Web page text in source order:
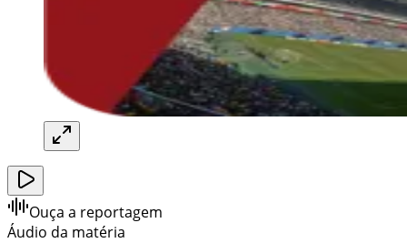
Ouça a reportagem
Áudio da matéria